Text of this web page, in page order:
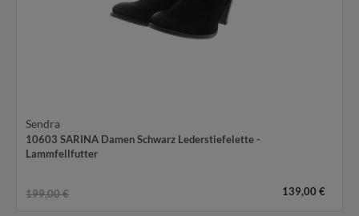
Sendra
10603 SARINA Damen Schwarz Lederstiefelette -
Lammfellfutter
199,00 € 139,00 €